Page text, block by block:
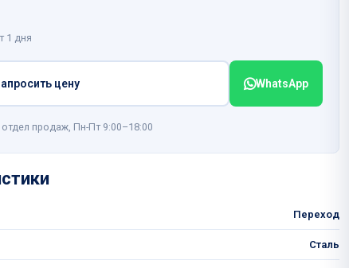
1 дня
цену WhatsApp
отдел продаж, Пн-Пт 9:00–18:00
Переход
Сталь